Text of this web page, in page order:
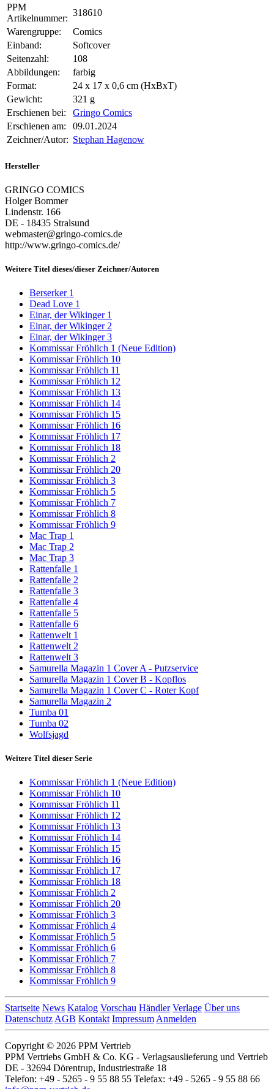
PPM
Artikelnummer:
318610
Warengruppe:
Comics
Einband:
Softcover
Seitenzahl:
108
Abbildungen:
farbig
Format:
24 x 17 x 0,6 cm (HxBxT)
Gewicht:
321 g
Erschienen bei:
Gringo Comics
Erschienen am:
09.01.2024
Zeichner/Autor: Stephan Hagenow
Hersteller
GRINGO COMICS
Holger Bommer
Lindenstr. 166
DE - 18435 Stralsund
webmaster@gringo-comics.de
http://www.gringo-comics.de/
Weitere Titel dieses/dieser Zeichner/Autoren
Berserker 1
Dead Love 1
Einar, der Wikinger 1
Einar, der Wikinger 2
Einar, der Wikinger 3
Kommissar Fröhlich 1 (Neue Edition)
Kommissar Fröhlich 10
Kommissar Fröhlich 11
Kommissar Fröhlich 12
Kommissar Fröhlich 13
Kommissar Fröhlich 14
Kommissar Fröhlich 15
Kommissar Fröhlich 16
Kommissar Fröhlich 17
Kommissar Fröhlich 18
Kommissar Fröhlich 2
Kommissar Fröhlich 20
Kommissar Fröhlich 3
Kommissar Fröhlich 5
Kommissar Fröhlich 7
Kommissar Fröhlich 8
Kommissar Fröhlich 9
Mac Trap 1
Mac Trap 2
Mac Trap 3
Rattenfalle 1
Rattenfalle 2
Rattenfalle 3
Rattenfalle 4
Rattenfalle 5
Rattenfalle 6
Rattenwelt 1
Rattenwelt 2
Rattenwelt 3
Samurella Magazin 1 Cover A - Putzservice
Samurella Magazin 1 Cover B - Kopflos
Samurella Magazin 1 Cover C - Roter Kopf
Samurella Magazin 2
Tumba 01
Tumba 02
Wolfsjagd
Weitere Titel dieser Serie
Kommissar Fröhlich 1 (Neue Edition)
Kommissar Fröhlich 10
Kommissar Fröhlich 11
Kommissar Fröhlich 12
Kommissar Fröhlich 13
Kommissar Fröhlich 14
Kommissar Fröhlich 15
Kommissar Fröhlich 16
Kommissar Fröhlich 17
Kommissar Fröhlich 18
Kommissar Fröhlich 2
Kommissar Fröhlich 20
Kommissar Fröhlich 3
Kommissar Fröhlich 4
Kommissar Fröhlich 5
Kommissar Fröhlich 6
Kommissar Fröhlich 7
Kommissar Fröhlich 8
Kommissar Fröhlich 9
Startseite News Katalog Vorschau Händler Verlage Über uns
Datenschutz AGB Kontakt Impressum Anmelden
Copyright © 2026 PPM Vertrieb
PPM Vertriebs GmbH & Co. KG - Verlagsauslieferung und Vertrieb
DE - 32694 Dörentrup, Industriestraße 18
Telefon: +49 - 5265 - 9 55 88 55 Telefax: +49 - 5265 - 9 55 88 66